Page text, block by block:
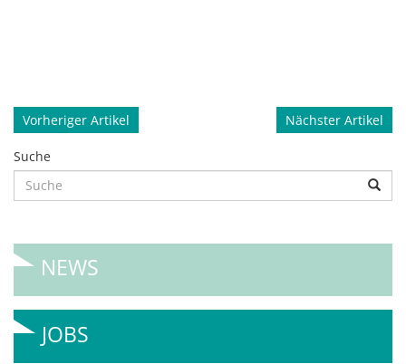
Beitragsnavigation
Vorheriger Artikel Nächster Artikel
Suche
NEWS
JOBS